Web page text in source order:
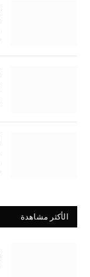
الأكثر مشاهدة